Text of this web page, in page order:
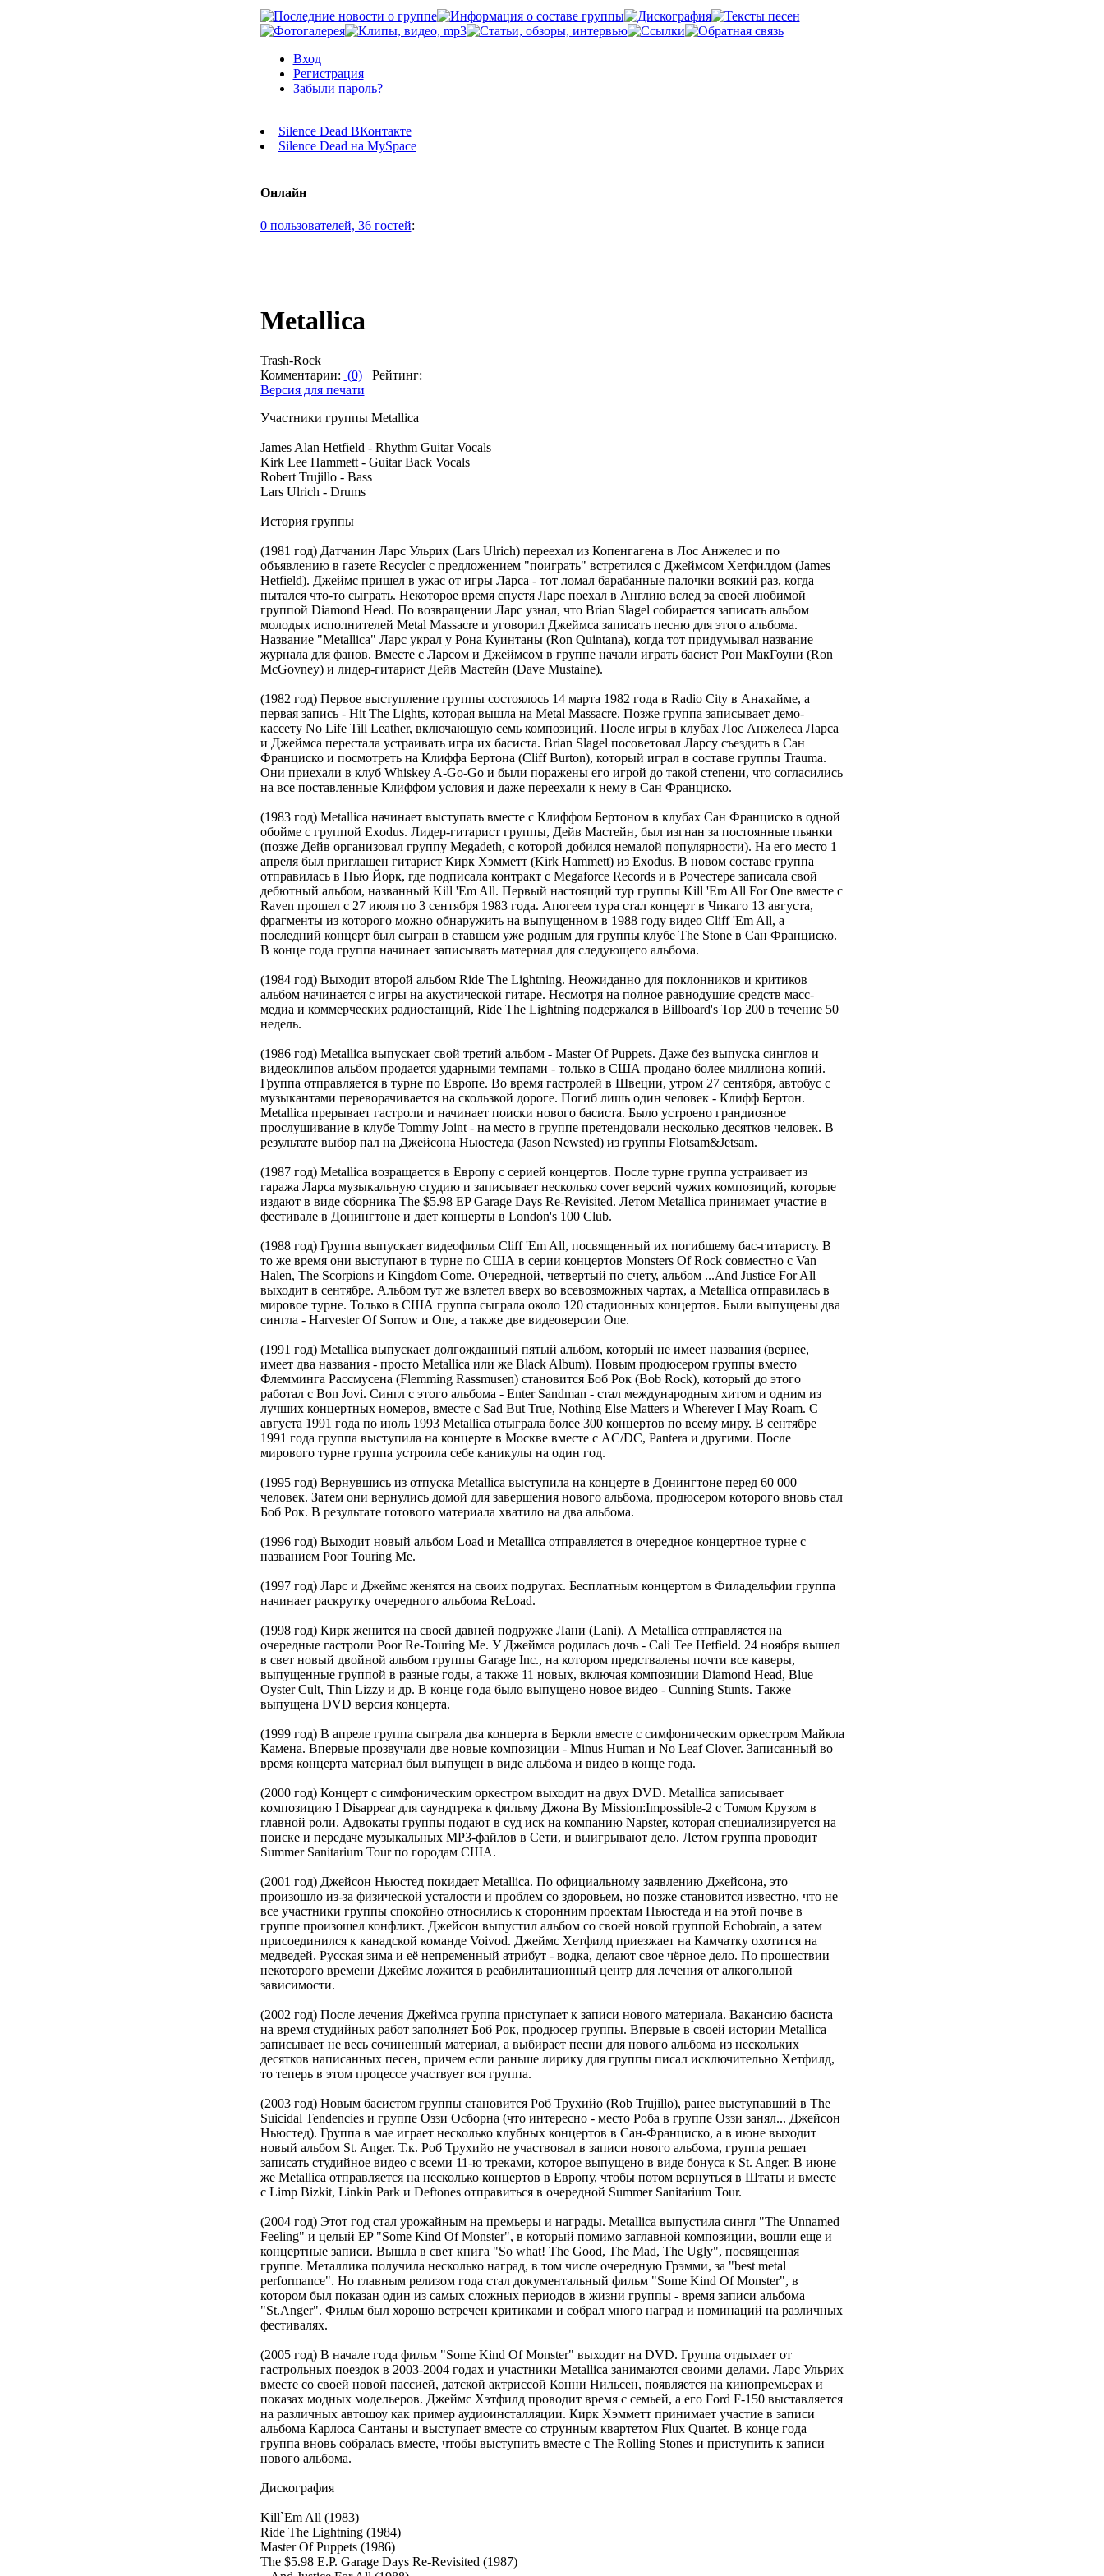
Вход
Регистрация
Забыли пароль?
Silence Dead ВКонтакте
Silence Dead на MySpace
Онлайн
0 пользователей, 36 гостей:
Metallica
Trash-Rock
Комментарии: (0)Рейтинг:
Версия для печати
Участники группы Metallica
James Alan Hetfield - Rhythm Guitar Vocals
Kirk Lee Hammett - Guitar Back Vocals
Robert Trujillo - Bass
Lars Ulrich - Drums
История группы
(1981 год) Датчанин Ларс Ульрих (Lars Ulrich) переехал из Копенгагена в Лос Анжелес и по
объявлению в газете Recycler с предложением "поиграть" встретился с Джеймсом Хетфилдом (James
Hetfield). Джеймс пришел в ужас от игры Ларса - тот ломал барабанные палочки всякий раз, когда
пытался что-то сыграть. Некоторое время спустя Ларс поехал в Англию вслед за своей любимой
группой Diamond Head. По возвращении Ларс узнал, что Brian Slagel собирается записать альбом
молодых исполнителей Metal Massacre и уговорил Джеймса записать песню для этого альбома.
Название "Metallica" Ларс украл у Рона Куинтаны (Ron Quintana), когда тот придумывал название
журнала для фанов. Вместе с Ларсом и Джеймсом в группе начали играть басист Рон МакГоуни (Ron
McGovney) и лидер-гитарист Дейв Мастейн (Dave Mustaine).
(1982 год) Первое выступление группы состоялось 14 марта 1982 года в Radio City в Анахайме, а
первая запись - Hit The Lights, которая вышла на Metal Massacre. Позже группа записывает демо-
кассету No Life Till Leather, включающую семь композиций. После игры в клубах Лос Анжелеса Ларса
и Джеймса перестала устраивать игра их басиста. Brian Slagel посоветовал Ларсу съездить в Сан
Франциско и посмотреть на Клиффа Бертона (Cliff Burton), который играл в составе группы Trauma.
Они приехали в клуб Whiskey A-Go-Go и были поражены его игрой до такой степени, что согласились
на все поставленные Клиффом условия и даже переехали к нему в Сан Франциско.
(1983 год) Metallica начинает выступать вместе с Клиффом Бертоном в клубах Сан Франциско в одной
обойме с группой Exodus. Лидер-гитарист группы, Дейв Мастейн, был изгнан за постоянные пьянки
(позже Дейв организовал группу Megadeth, с которой добился немалой популярности). На его место 1
апреля был приглашен гитарист Кирк Хэмметт (Kirk Hammett) из Exodus. В новом составе группа
отправилась в Нью Йорк, где подписала контракт с Megaforce Records и в Рочестере записала свой
дебютный альбом, названный Kill 'Em All. Первый настоящий тур группы Kill 'Em All For One вместе с
Raven прошел с 27 июля по 3 сентября 1983 года. Апогеем тура стал концерт в Чикаго 13 августа,
фрагменты из которого можно обнаружить на выпущенном в 1988 году видео Cliff 'Em All, а
последний концерт был сыгран в ставшем уже родным для группы клубе The Stone в Сан Франциско.
В конце года группа начинает записывать материал для следующего альбома.
(1984 год) Выходит второй альбом Ride The Lightning. Неожиданно для поклонников и критиков
альбом начинается с игры на акустической гитаре. Несмотря на полное равнодушие средств масс-
медиа и коммерческих радиостанций, Ride The Lightning подержался в Billboard's Top 200 в течение 50
недель.
(1986 год) Меtallica выпускает свой третий альбом - Master Of Puppets. Даже без выпуска синглов и
видеоклипов альбом продается ударными темпами - только в США продано более миллиона копий.
Группа отправляется в турне по Европе. Во время гастролей в Швеции, утром 27 сентября, автобус с
музыкантами переворачивается на скользкой дороге. Погиб лишь один человек - Клифф Бертон.
Metallica прерывает гастроли и начинает поиски нового басиста. Было устроено грандиозное
прослушивание в клубе Tommy Joint - на место в группе претендовали несколько десятков человек. В
результате выбор пал на Джейсона Ньюстеда (Jason Newsted) из группы Flotsam&Jetsam.
(1987 год) Metallica возращается в Европу с серией концертов. После турне группа устраивает из
гаража Ларса музыкальную студию и записывает несколько cover версий чужих композиций, которые
издают в виде сборника The $5.98 EP Garage Days Re-Revisited. Летом Metallica принимает участие в
фестивале в Донингтоне и дает концерты в London's 100 Club.
(1988 год) Группа выпускает видеофильм Cliff 'Em All, посвященный их погибшему бас-гитаристу. В
то же время они выступают в турне по США в серии концертов Monsters Of Rock совместно с Van
Halen, The Scorpions и Kingdom Come. Очередной, четвертый по счету, альбом ...And Justice For All
выходит в сентябре. Альбом тут же взлетел вверх во всевозможных чартах, а Metallica отправилась в
мировое турне. Только в США группа сыграла около 120 стадионных концертов. Были выпущены два
сингла - Harvester Of Sorrow и One, а также две видеоверсии One.
(1991 год) Metallica выпускает долгожданный пятый альбом, который не имеет названия (вернее,
имеет два названия - просто Metallica или же Black Album). Новым продюсером группы вместо
Флемминга Рассмусена (Flemming Rassmusen) становится Боб Рок (Bob Rock), который до этого
работал с Bon Jovi. Сингл с этого альбома - Enter Sandman - стал международным хитом и одним из
лучших концертных номеров, вместе с Sad But True, Nothing Else Matters и Wherever I May Roam. С
августа 1991 года по июль 1993 Metallica отыграла более 300 концертов по всему миру. В сентябре
1991 года группа выступила на концерте в Москве вместе с AC/DC, Pantera и другими. После
мирового турне группа устроила себе каникулы на один год.
(1995 год) Вернувшись из отпуска Metallica выступила на концерте в Донингтоне перед 60 000
человек. Затем они вернулись домой для завершения нового альбома, продюсером которого вновь стал
Боб Рок. В результате готового материала хватило на два альбома.
(1996 год) Выходит новый альбом Load и Metallica отправляется в очередное концертное турне с
названием Poor Touring Me.
(1997 год) Ларс и Джеймс женятся на своих подругах. Бесплатным концертом в Филадельфии группа
начинает раскрутку очередного альбома ReLoad.
(1998 год) Кирк женится на своей давней подружке Лани (Lani). А Metallica отправляется на
очередные гастроли Poor Re-Touring Me. У Джеймса родилась дочь - Cali Tee Hetfield. 24 ноября вышел
в свет новый двойной альбом группы Garage Inc., на котором предствалены почти все каверы,
выпущенные группой в разные годы, а также 11 новых, включая композиции Diamond Head, Blue
Oyster Cult, Thin Lizzy и др. В конце года было выпущено новое видео - Cunning Stunts. Также
выпущена DVD версия концерта.
(1999 год) В апреле группа сыграла два концерта в Беркли вместе с симфоническим оркестром Майкла
Камена. Впервые прозвучали две новые композиции - Minus Human и No Leaf Clover. Записанный во
время концерта материал был выпущен в виде альбома и видео в конце года.
(2000 год) Концерт с симфоническим оркестром выходит на двух DVD. Metallica записывает
композицию I Disappear для саундтрека к фильму Джона Ву Mission:Impossible-2 с Томом Крузом в
главной роли. Адвокаты группы подают в суд иск на компанию Napster, которая специализируется на
поиске и передаче музыкальных MP3-файлов в Сети, и выигрывают дело. Летом группа проводит
Summer Sanitarium Tour по городам США.
(2001 год) Джейсон Ньюстед покидает Metallica. По официальному заявлению Джейсона, это
произошло из-за физической усталости и проблем со здоровьем, но позже становится известно, что не
все участники группы спокойно относились к сторонним проектам Ньюстеда и на этой почве в
группе произошел конфликт. Джейсон выпустил альбом со своей новой группой Echobrain, а затем
присоединился к канадской команде Voivod. Джеймс Хетфилд приезжает на Камчатку охотится на
медведей. Русская зима и её непременный атрибут - водка, делают свое чёрное дело. По прошествии
некоторого времени Джеймс ложится в реабилитационный центр для лечения от алкогольной
зависимости.
(2002 год) После лечения Джеймса группа приступает к записи нового материала. Вакансию басиста
на время студийных работ заполняет Боб Рок, продюсер группы. Впервые в своей истории Metallica
записывает не весь сочиненный материал, а выбирает песни для нового альбома из нескольких
десятков написанных песен, причем если раньше лирику для группы писал исключительно Хетфилд,
то теперь в этом процессе участвует вся группа.
(2003 год) Новым басистом группы становится Роб Трухийо (Rob Trujillo), ранее выступавший в The
Suicidal Tendencies и группе Оззи Осборна (что интересно - место Роба в группе Оззи занял... Джейсон
Ньюстед). Группа в мае играет несколько клубных концертов в Сан-Франциско, а в июне выходит
новый альбом St. Anger. Т.к. Роб Трухийо не участвовал в записи нового альбома, группа решает
записать студийное видео с всеми 11-ю треками, которое выпущено в виде бонуса к St. Anger. В июне
же Metallica отправляется на несколько концертов в Европу, чтобы потом вернуться в Штаты и вместе
с Limp Bizkit, Linkin Park и Deftones отправиться в очередной Summer Sanitarium Tour.
(2004 год) Этот год стал урожайным на премьеры и награды. Metallica выпустила сингл "The Unnamed
Feeling" и целый EP "Some Kind Of Monster", в который помимо заглавной композиции, вошли еще и
концертные записи. Вышла в свет книга "So what! The Good, The Mad, The Ugly", посвященная
группе. Металлика получила несколько наград, в том числе очередную Грэмми, за "best metal
performance". Но главным релизом года стал документальный фильм "Some Kind Of Monster", в
котором был показан один из самых сложных периодов в жизни группы - время записи альбома
"St.Anger". Фильм был хорошо встречен критиками и собрал много наград и номинаций на различных
фестивалях.
(2005 год) В начале года фильм "Some Kind Of Monster" выходит на DVD. Группа отдыхает от
гастрольных поездок в 2003-2004 годах и участники Metallica занимаются своими делами. Ларс Ульрих
вместе со своей новой пассией, датской актриссой Конни Нильсен, появляется на кинопремьерах и
показах модных модельеров. Джеймс Хэтфилд проводит время с семьей, а его Ford F-150 выставляется
на различных автошоу как пример аудиоинсталляции. Кирк Хэмметт принимает участие в записи
альбома Карлоса Сантаны и выступает вместе со струнным квартетом Flux Quartet. В конце года
группа вновь собралась вместе, чтобы выступить вместе с The Rolling Stones и приступить к записи
нового альбома.
Дискография
Kill`Em All (1983)
Ride The Lightning (1984)
Master Of Puppets (1986)
The $5.98 E.P. Garage Days Re-Revisited (1987)